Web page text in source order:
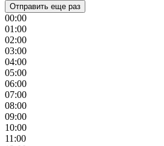
Отправить еще раз
00:00
01:00
02:00
03:00
04:00
05:00
06:00
07:00
08:00
09:00
10:00
11:00